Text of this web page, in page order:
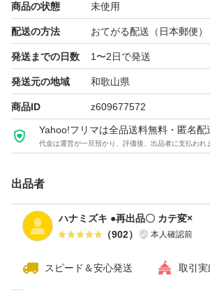
す
商品の状態 未使用
配送の方法 おてがる配送（日本郵便）
発送までの日数 1〜2日で発送
発送元の地域 和歌山県
商品ID z609677572
Yahoo!フリマは全品送料無料・匿名配
代金は運営が一旦預かり、評価後、出品者に支払われ
出品者
ハナミズキ ●再出品〇 カテ変×
（902） 本人確認前
スピード＆安心発送 取引